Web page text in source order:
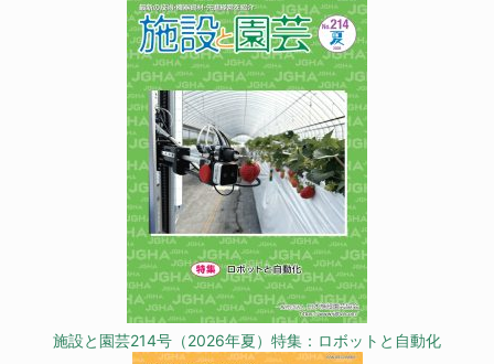
施設と園芸214号（2026年夏）特集：ロボットと自動化